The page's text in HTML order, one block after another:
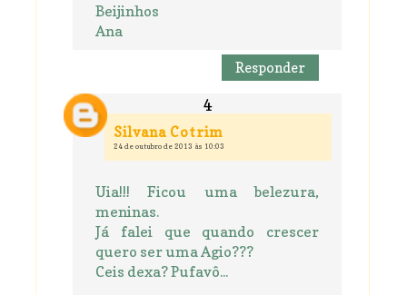
Beijinhos
Ana
Responder
Silvana Cotrim
24 de outubro de 2013 às 10:03
Uia!!! Ficou uma belezura,
meninas.
Já falei que quando crescer
quero ser uma Agio???
Ceis dexa? Pufavô...